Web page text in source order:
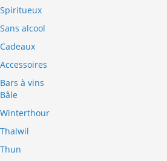
Spiritueux
Sans alcool
Cadeaux
Accessoires
Bars à vins
Bâle
Winterthour
Thalwil
Thun